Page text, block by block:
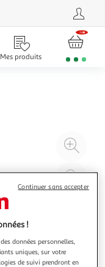
Mes produits
à
!
données personnelles,
uniques, sur votre
de suivi prendront en
Continuer sans accepter